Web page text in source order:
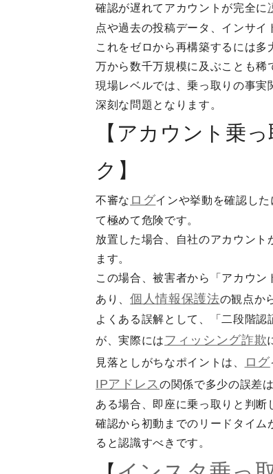
確認が遅れてアカウントが完全に
点や過去の投稿データ、インサイ
これをゼロから再構築するには
万から数千万規模に及ぶことも稀
現場レベルでは、乗っ取りの事実
深刻な問題となります。
【アカウント乗
ク】
不審な ログインや挙動を確認し
て極めて危険です。
放置した場合、自社のアカウン
ます。
この場合、被害者から「アカウ
あり、個人情報保護法の観点か
よくある誤解として、「二段階
が、実際には フィッシング詐欺
見落としがちなポイントは、
ログ
IPアドレスの関係で多少の誤差
ある場合、即座に乗っ取りと判断
確認から初動までのリードタイム
ると認識すべきです。